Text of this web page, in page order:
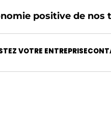
positive de nos
VOTRE ENTREPRISE